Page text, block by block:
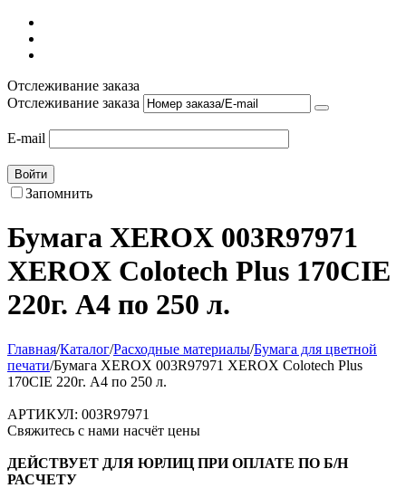
Отслеживание заказа
Отслеживание заказа
E-mail
Войти
Запомнить
Бумага XEROX 003R97971
XEROX Colotech Plus 170CIE
220г. A4 по 250 л.
Главная/Каталог/Расходные материалы/Бумага для цветной
печати/Бумага XEROX 003R97971 XEROX Colotech Plus
170CIE 220г. A4 по 250 л.
АРТИКУЛ: 003R97971
Свяжитесь с нами насчёт цены
ДЕЙСТВУЕТ ДЛЯ ЮРЛИЦ ПРИ ОПЛАТЕ ПО Б/Н
РАСЧЕТУ